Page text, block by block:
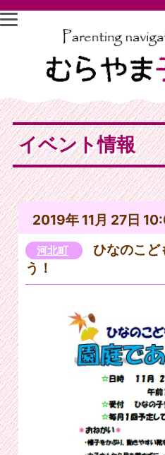
イベント情報
2019年 11月 27日
河北町
ひなのこど
う！